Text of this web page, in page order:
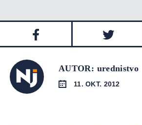
AUTOR: urednistvo
11. OKT. 2012